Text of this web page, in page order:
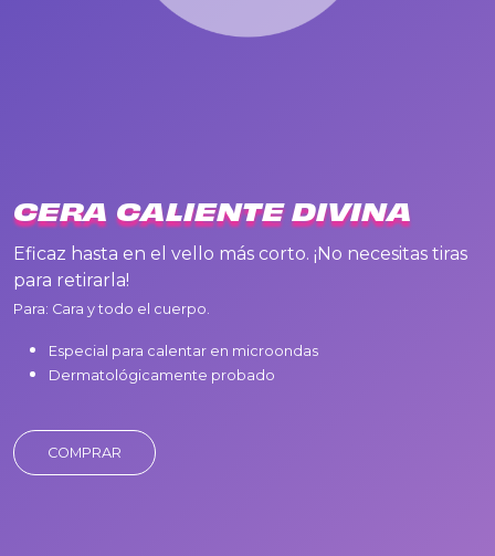
CERA CALIENTE DIVINA
Eficaz hasta en el vello más corto. ¡No necesitas tiras
para retirarla!
Para: Cara y todo el cuerpo.
Especial para calentar en microondas
Dermatológicamente probado
COMPRAR